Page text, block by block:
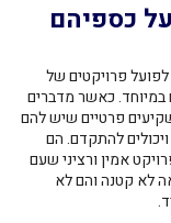
כספיהם
פרויקטים של
במיוחד. כאשר מדברים
פרטיים שיש להם
ויכולים להתקדם. הם
אמין ורציני שעם
לא קטנה והם לא